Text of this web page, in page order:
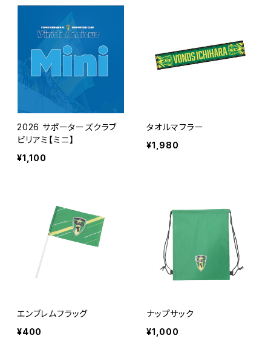
2026 サポーターズクラブ
ビリアミ【ミニ】
¥1,100
タオルマフラー
¥1,980
エンブレムフラッグ
¥400
ナップサック
¥1,000